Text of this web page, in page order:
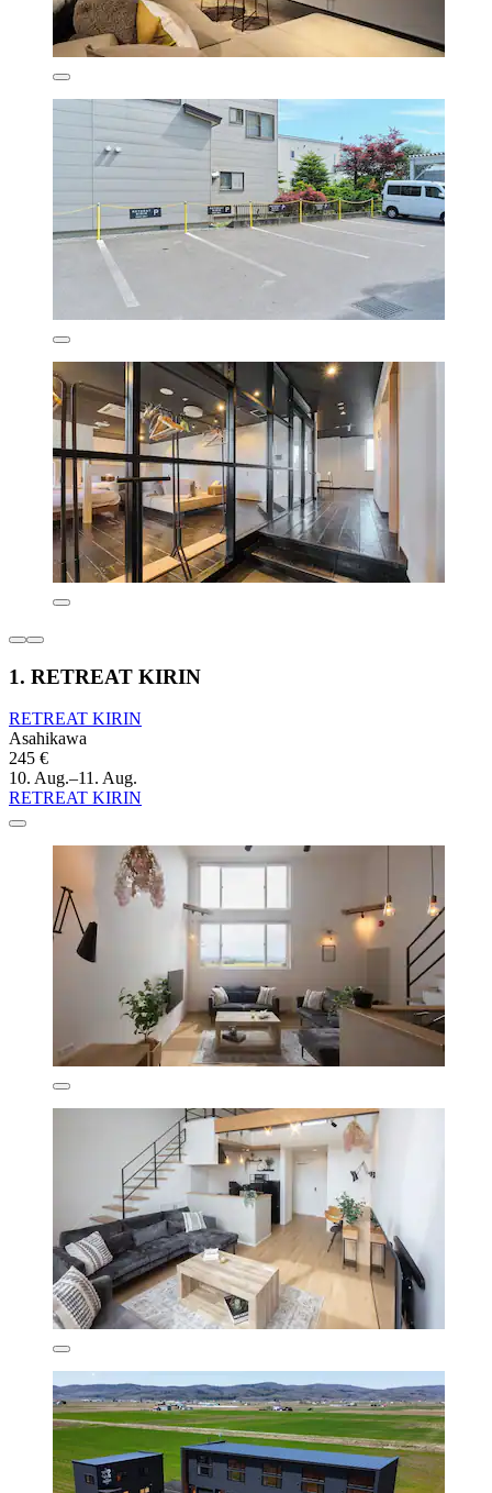
1. RETREAT KIRIN
RETREAT KIRIN
Asahikawa
245 €
10. Aug.–11. Aug.
RETREAT KIRIN